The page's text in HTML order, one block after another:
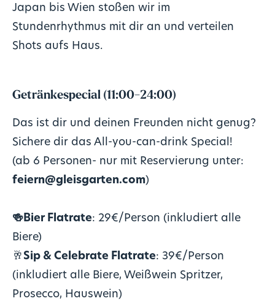
Japan bis Wien stoßen wir im
Stundenrhythmus mit dir an und verteilen
Shots aufs Haus.
Getränkespecial (11:00-24:00)
Das ist dir und deinen Freunden nicht genug?
Sichere dir das All-you-can-drink Special!
(ab 6 Personen- nur mit Reservierung unter:
feiern@gleisgarten.com)
🍻Bier Flatrate: 29€/Person (inkludiert alle
Biere)
🥂 Sip & Celebrate Flatrate: 39€/Person
(inkludiert alle Biere, Weißwein Spritzer,
Prosecco, Hauswein)